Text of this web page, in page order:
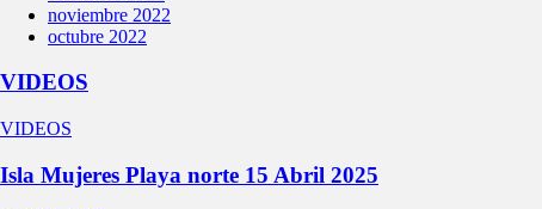
noviembre 2022
octubre 2022
VIDEOS
VIDEOS
Isla Mujeres Playa norte 15 Abril 2025